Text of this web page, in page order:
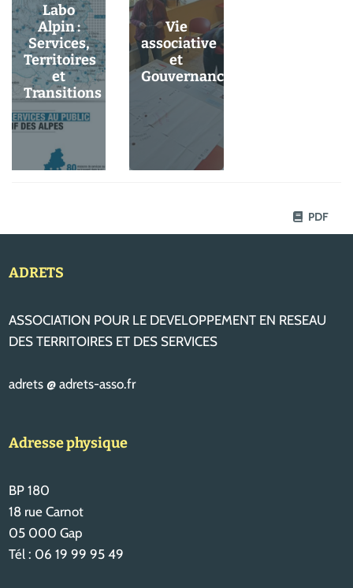
Labo
Alpin :
Services,
Territoires
et
Transitions
Vie
associative
et
Gouvernance
PDF
ADRETS
ASSOCIATION POUR LE DEVELOPPEMENT EN RESEAU
DES TERRITOIRES ET DES SERVICES
adrets @ adrets-asso.fr
Adresse physique
BP 180
18 rue Carnot
05 000 Gap
Tél : 06 19 99 95 49